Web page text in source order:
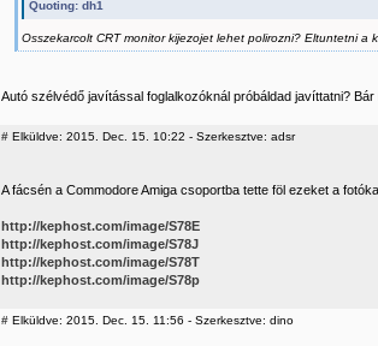
Quoting: dh1
Osszekarcolt CRT monitor kijezojet lehet polirozni? Eltuntetni a
Autó szélvédő javítással foglalkozóknál próbáldad javíttatni? Bár
# Elküldve: 2015. Dec. 15. 10:22 - Szerkesztve: adsr
A fácsén a Commodore Amiga csoportba tette föl ezeket a
http://kephost.com/image/S78E
http://kephost.com/image/S78J
http://kephost.com/image/S78T
http://kephost.com/image/S78p
# Elküldve: 2015. Dec. 15. 11:56 - Szerkesztve: dino